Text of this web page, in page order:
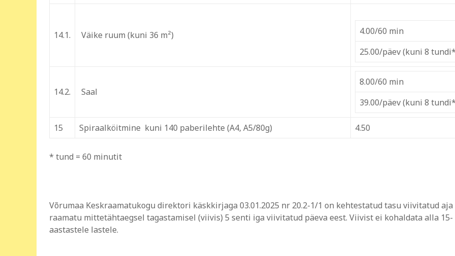
14.1. Väike ruum (kuni 36 m²)
4.00/60 min
25.00/päev (kuni 8
14.2. Saal
8.00/60 min
39.00/päev (kuni 8
15 Spiraalköitmine kuni 140 paberilehte (A4, A5/80g) 4.50
* tund = 60 minutit
Võrumaa Keskraamatukogu direktori käskkirjaga 03.01.2025 nr 20.2-1/1 on kehtestatud tasu viivitatud aja
raamatu mittetähtaegsel tagastamisel (viivis) 5 senti iga viivitatud päeva eest. Viivist ei kohaldata alla 15-
aastastele lastele.